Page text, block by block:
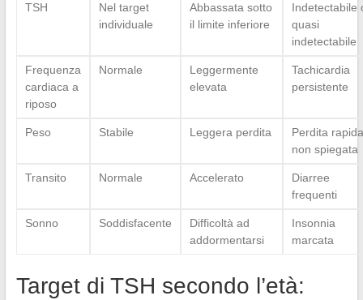
TSH
Nel target
individuale
Abbassata sotto
il limite inferiore
Indetectabile
quasi
indetectabile
Frequenza
cardiaca a
riposo
Normale
Leggermente
elevata
Tachicardia
persistente
Peso Stabile Leggera perdita
Perdita rapida
non spiegata
Transito Normale Accelerato
Diarree
frequenti
Sonno Soddisfacente
Difficoltà ad
addormentarsi
Insonnia
marcata
Target di TSH secondo l’età: